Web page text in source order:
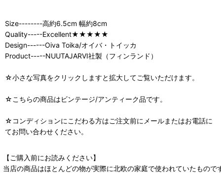
Size--------高約6.5cm 幅約8cm
Quality-----Excellent★★★★★
Design------Oiva Toika/オイバ・トイッカ
Product-----NUUTAJARVI社製（フィンランド）
☆小さな写真をクリックしますと拡大してご覧いただけます。
☆こちらの商品はビンテージ/アンティーク品です。
☆コンディションにこだわる方はご注文前にメールまたはお電話に
てお問い合わせください。
【ご購入前にお読みください】
当店の商品はほとんどの物が実際に北欧の家庭で使われていたもの